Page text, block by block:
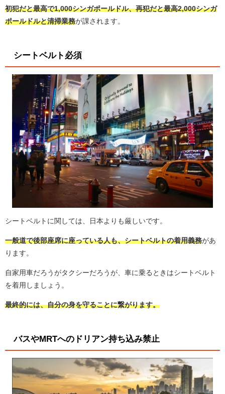
初犯だと最高で1,000シンガポールドル、再犯だと最高2,000シンガ
ポールドルと清掃業務が課されます。
シートベルト必須
シートベルトに関しては、日本よりも厳しいです。
一般道で後部座席に座っている人も、シートベルトの着用義務があ
ります。
自家用車だろうがタクシーだろうが、車に乗るときはシートベルト
を着用しましょう。
最終的には、自分の身を守ることに繋がります。
バスやMRTへのドリアン持ち込み禁止